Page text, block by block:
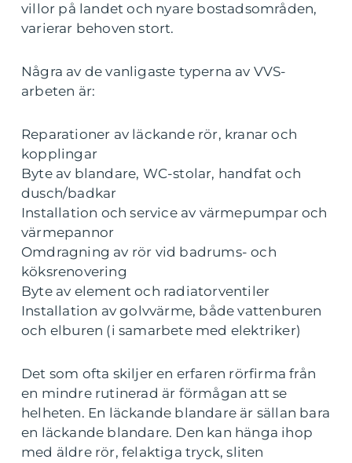
villor på landet och nyare bostadsområden,
varierar behoven stort.
Några av de vanligaste typerna av VVS-
arbeten är:
Reparationer av läckande rör, kranar och
kopplingar
Byte av blandare, WC-stolar, handfat och
dusch/badkar
Installation och service av värmepumpar och
värmepannor
Omdragning av rör vid badrums- och
köksrenovering
Byte av element och radiatorventiler
Installation av golvvärme, både vattenburen
och elburen (i samarbete med elektriker)
Det som ofta skiljer en erfaren rörfirma från
en mindre rutinerad är förmågan att se
helheten. En läckande blandare är sällan bara
en läckande blandare. Den kan hänga ihop
med äldre rör, felaktiga tryck, sliten